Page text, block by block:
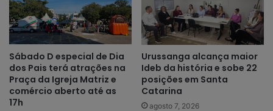
Sábado D especial de Dia
dos Pais terá atrações na
Praça da Igreja Matriz e
comércio aberto até as
17h
Urussanga alcança maior
Ideb da história e sobe 22
posições em Santa
Catarina
agosto 7, 2026